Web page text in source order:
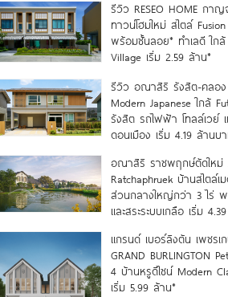
รีวิว RESEO HOME กาญ
ทาวน์โฮมใหม่ สไตล์
พร้อมชั้นลอย* ทำเลดี ใกล้
Village เริ่ม 2.59 ล้าน*
รีวิว อณาสิริ รังสิต-คลอง
Modern Japanese ใกล้
รังสิต รถไฟฟ้า โทลล์เวย์
ดอนเมือง เริ่ม 4.19 ล้านบ
อณาสิริ ราชพฤกษ์ตัดใหม่
Ratchaphruek บ้านสไตล์เม
ส่วนกลางใหญ่กว่า 3 ไร่
และสระระบบเกลือ เริ่ม
แกรนด์ เบอร์ลิงตัน เพชร
GRAND BURLINGTON
4 บ้านหรูดีไซน์ Modern
เริ่ม 5.99 ล้าน*